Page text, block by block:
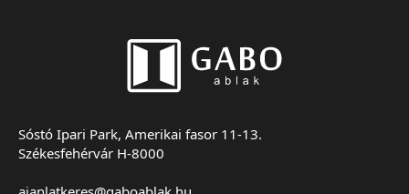
Sóstó Ipari Park, Amerikai fasor 11-13.
Székesfehérvár H-8000